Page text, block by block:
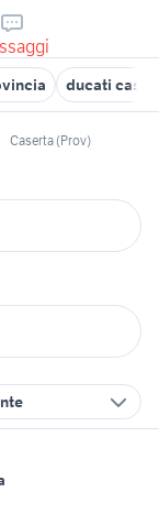
ducati
Caserta (Prov)